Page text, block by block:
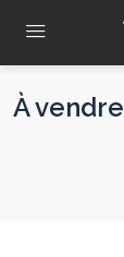
À vendre